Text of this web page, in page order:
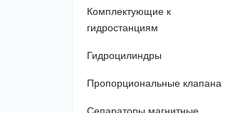
Комплектующие к
гидростанциям
Гидроцилиндры
Пропорциональные клапана